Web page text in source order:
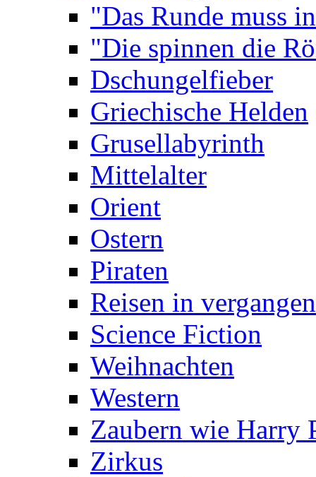
"Das Runde muss
"Die spinnen die
Dschungelfieber
Griechische Helden
Grusellabyrinth
Mittelalter
Orient
Ostern
Piraten
Reisen in
Science Fiction
Weihnachten
Western
Zaubern wie Harry
Zirkus